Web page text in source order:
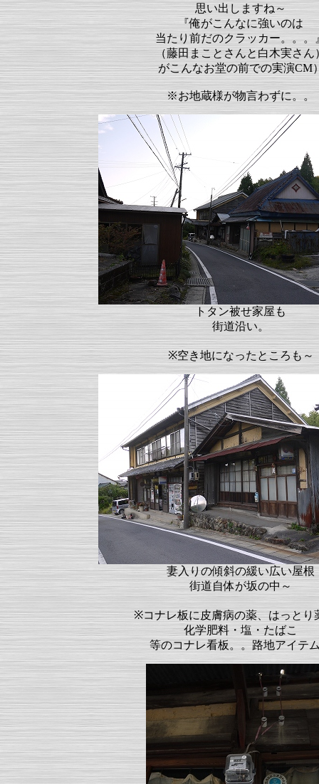
思い出しますね～
『俺がこんなに強いのは
当たり前だのクラッカー。。。
（藤田まことさんと白木実さん
がこんなお堂の前での実演CM
※お地蔵様が物言わずに。。
トタン被せ家屋も
街道沿い。
※空き地になったところも～
妻入りの傾斜の緩い広い屋根
街道自体が坂の中～
※コナレ板に皮膚病の薬、はっとり
化学肥料・塩・たばこ
等のコナレ看板。。路地アイテ